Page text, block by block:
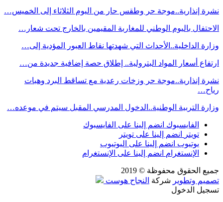
نشرة إنذارية..موجة حر وطقس حار من اليوم الثلاثاء إلى الخميس…
الاحتفال باليوم الوطني للمغاربة المقيمين بالخارج تحت شعار…
وزارة الداخلية..الأحداث التي شهدتها نقاط العبور المؤدية إلى…
ارتفاع أسعار المواد البترولية.. إطلاق حصة إضافية جديدة من…
نشرة إنذارية..موجة حر وزخات رعدية مع تساقط البرد وهبات
رياح…
وزارة التربية الوطنية..الدخول المدرسي المقبل سیتم في موعده…
الفايسبوك انضم إلينا على الفايسبوك
تويتر
انضم إلينا على تويتر
يوتيوب انضم إلينا على اليوتيوب
الإنستغرام انضم إلينا على الإنستغرام
جميع الحقوق محفوظة © 2019
تصميم وتطوير شركة النجاح هوست
تسجيل الدخول